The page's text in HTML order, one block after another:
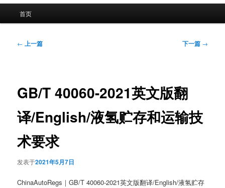
首页
文
← 上一篇 下一篇 →
GB/T 40060-2021英文版翻
译/English/液氢贮存和运输技
术要求
发表于2021年5月7日
ChinaAutoRegs｜GB/T 40060-2021英文版翻译/English/液氢贮存